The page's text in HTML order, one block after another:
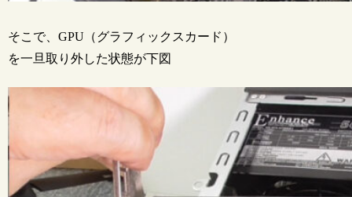
そこで、GPU（グラフィックスカード）
を一旦取り外した状態が下図